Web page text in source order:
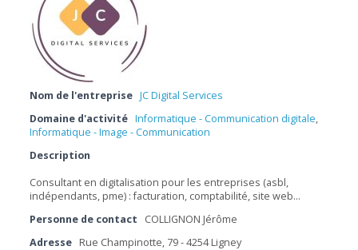
Nom de l'entreprise JC Digital Services
Domaine d'activité Informatique - Communication digitale,
Informatique - Image - Communication
Description
Consultant en digitalisation pour les entreprises (asbl,
indépendants, pme) : facturation, comptabilité, site web…
Personne de contact
COLLIGNON Jérôme
Adresse Rue Champinotte, 79 - 4254 Ligney